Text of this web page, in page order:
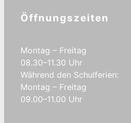
Öffnungszeiten
Montag – Freitag
08.30–11.30 Uhr
Während den Schulferien:
Montag – Freitag
09.00–11.00 Uhr